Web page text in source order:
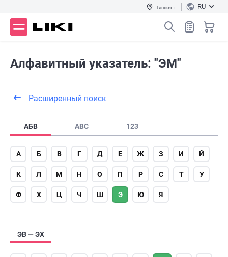
Ташкент RU
Алфавитный указатель: "ЭМ"
Расширенный поиск
АБВ ABC 123
А Б В Г Д Е Ж З И Й
К Л М Н О П Р С Т У
Ф Х Ц Ч Ш Э Ю Я
ЭВ — ЭХ